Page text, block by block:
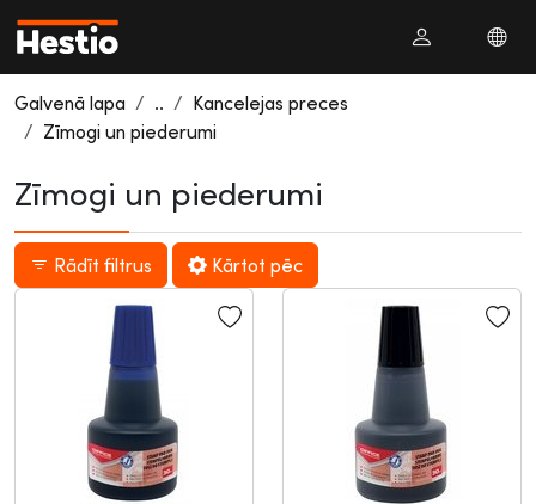
Galvenā lapa ..
Kancelejas preces
Zīmogi un piederumi
Zīmogi un piederumi
Rādīt filtrus Kārtot pēc